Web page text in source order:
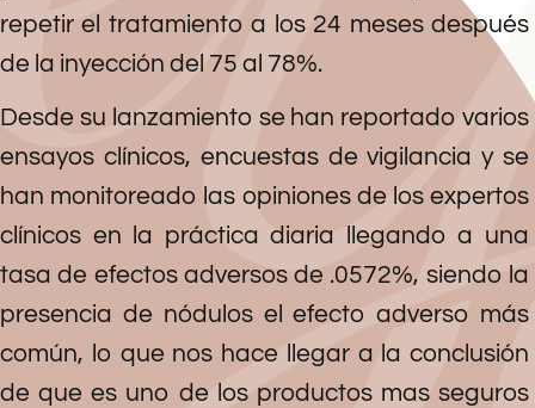
repetir el tratamiento a los 24 meses después
de la inyección del 75 al 78%.
Desde su lanzamiento se han reportado varios
ensayos clínicos, encuestas de vigilancia y se
han monitoreado las opiniones de los expertos
clínicos en la práctica diaria llegando a una
tasa de efectos adversos de .0572%, siendo la
presencia de nódulos el efecto adverso más
común, lo que nos hace llegar a la conclusión
de que es uno de los productos mas seguros